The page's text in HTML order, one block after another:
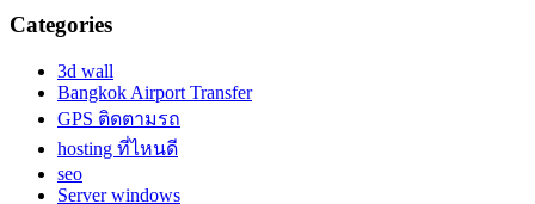
Categories
3d wall
Bangkok Airport Transfer
GPS ติดตามรถ
hosting ที่ไหนดี
seo
Server windows